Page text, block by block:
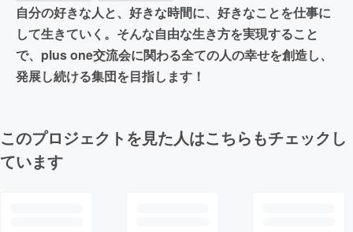
自分の好きな人と、好きな時間に、好きなことを仕事に
して生きていく。そんな自由な生き方を実現すること
で、plus one交流会に関わる全ての人の幸せを創造し、
発展し続ける集団を目指します！
このプロジェクトを見た人はこちらもチェックし
ています